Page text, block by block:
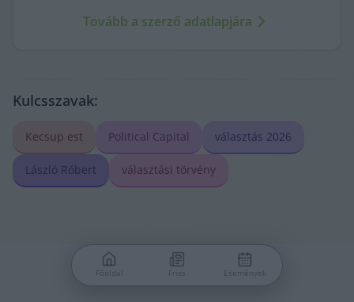
Tovább a szerző adatlapjára
Kulcsszavak:
Kecsup est Political Capital választás 2026
László Róbert választási törvény
Főoldal Friss Események